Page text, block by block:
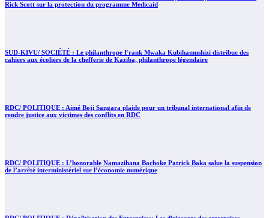
Rick Scott sur la protection du programme Medicaid
SUD-KIVU/ SOCIÉTÉ : Le philanthrope Frank Mwaka Kubihamushizi distribue des
cahiers aux écoliers de la chefferie de Kaziba, philanthrope légendaire
RDC/ POLITIQUE : Aimé Boji Sangara plaide pour un tribunal international afin de
rendre justice aux victimes des conflits en RDC
RDC/ POLITIQUE : L’honorable Namazihana Bachoke Patrick Baka salue la suspension
de l’arrêté interministériel sur l’économie numérique